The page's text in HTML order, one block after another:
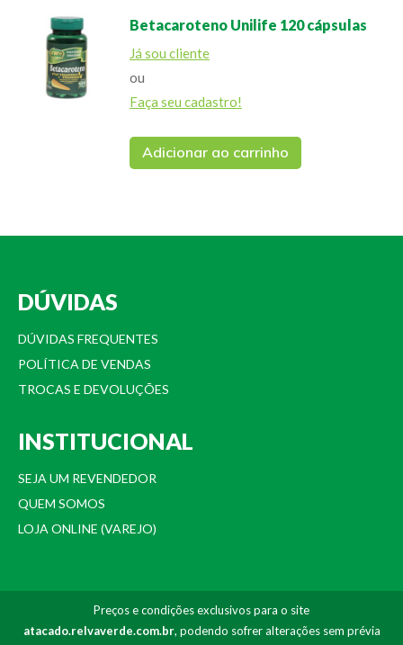
Betacaroteno Unilife 120 cápsulas
Já sou cliente
ou
Faça seu cadastro!
Adicionar ao carrinho
DÚVIDAS
DÚVIDAS FREQUENTES
POLÍTICA DE VENDAS
TROCAS E DEVOLUÇÕES
INSTITUCIONAL
SEJA UM REVENDEDOR
QUEM SOMOS
LOJA ONLINE (VAREJO)
Preços e condições exclusivos para o site
atacado.relvaverde.com.br, podendo sofrer alterações sem prévia